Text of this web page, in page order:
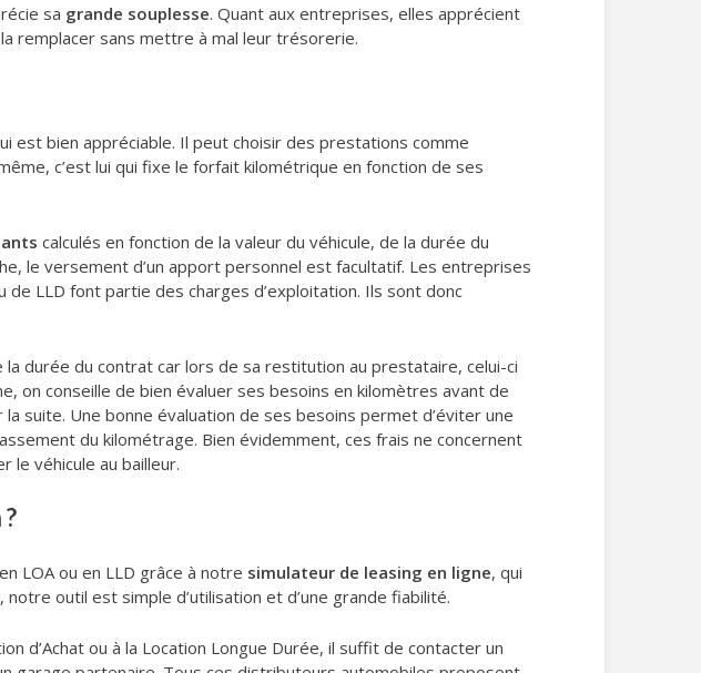
sa grande souplesse. Quant aux entreprises, elles apprécient
remplacer sans mettre à mal leur trésorerie.
est bien appréciable. Il peut choisir des prestations comme
c’est lui qui fixe le forfait kilométrique en fonction de ses
calculés en fonction de la valeur du véhicule, de la durée du
le versement d’un apport personnel est facultatif. Les entreprises
LLD font partie des charges d’exploitation. Ils sont donc
durée du contrat car lors de sa restitution au prestataire, celui-ci
on conseille de bien évaluer ses besoins en kilomètres avant de
suite. Une bonne évaluation de ses besoins permet d’éviter une
du kilométrage. Bien évidemment, ces frais ne concernent
le véhicule au bailleur.
LOA ou en LLD grâce à notre simulateur de leasing en ligne, qui
outil est simple d’utilisation et d’une grande fiabilité.
d’Achat ou à la Location Longue Durée, il suffit de contacter un